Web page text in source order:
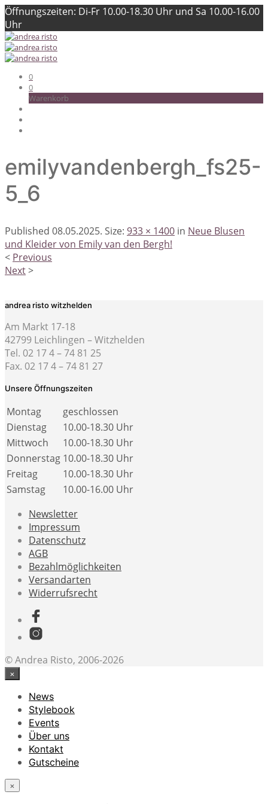
Öffnungszeiten: Di-Fr 10.00-18.30 Uhr und Sa 10.00-16.00
Uhr
0
0
Warenkorb
emilyvandenbergh_fs25-
5_6
Published 08.05.2025. Size: 933 × 1400 in Neue Blusen
und Kleider von Emily van den Bergh!
< Previous
Next>
andrea risto witzhelden
Am Markt 17-18
42799 Leichlingen – Witzhelden
Tel. 02 17 4 – 74 81 25
Fax. 02 17 4 – 74 81 27
Unsere Öffnungszeiten
Montag
geschlossen
Dienstag
10.00-18.30 Uhr
Mittwoch
10.00-18.30 Uhr
Donnerstag 10.00-18.30 Uhr
Freitag
10.00-18.30 Uhr
Samstag
10.00-16.00 Uhr
Newsletter
Impressum
Datenschutz
AGB
Bezahlmöglichkeiten
Versandarten
Widerrufsrecht
© Andrea Risto, 2006-2026
×
News
Stylebook
Events
Über uns
Kontakt
Gutscheine
×